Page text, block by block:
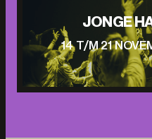
JONGE
14 T/M 21